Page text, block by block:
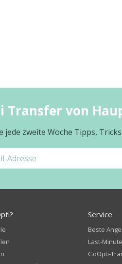
Transfer von
jede zweite Woche Tipps,
Service
Beste
Last-
GoOpti-